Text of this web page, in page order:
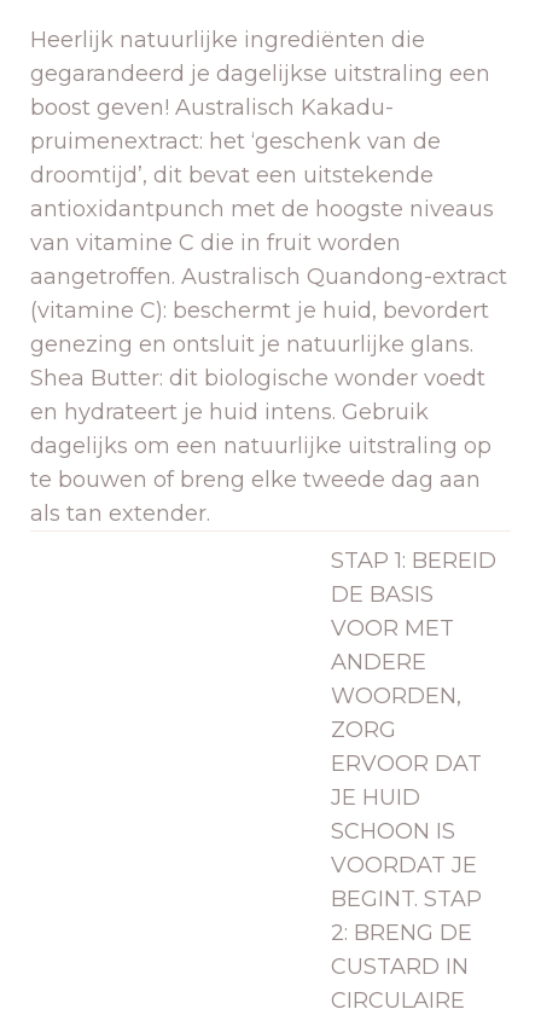
Heerlijk natuurlijke ingrediënten die
gegarandeerd je dagelijkse uitstraling een
boost geven! Australisch Kakadu-
pruimenextract: het ‘geschenk van de
droomtijd’, dit bevat een uitstekende
antioxidantpunch met de hoogste niveaus
van vitamine C die in fruit worden
aangetroffen. Australisch Quandong-extract
(vitamine C): beschermt je huid, bevordert
genezing en ontsluit je natuurlijke glans.
Shea Butter: dit biologische wonder voedt
en hydrateert je huid intens. Gebruik
dagelijks om een ​​natuurlijke uitstraling op
te bouwen of breng elke tweede dag aan
als tan extender.
STAP 1: BEREID
DE BASIS
VOOR MET
ANDERE
WOORDEN,
ZORG
ERVOOR DAT
JE HUID
SCHOON IS
VOORDAT JE
BEGINT. STAP
2: BRENG DE
CUSTARD IN
CIRCULAIRE